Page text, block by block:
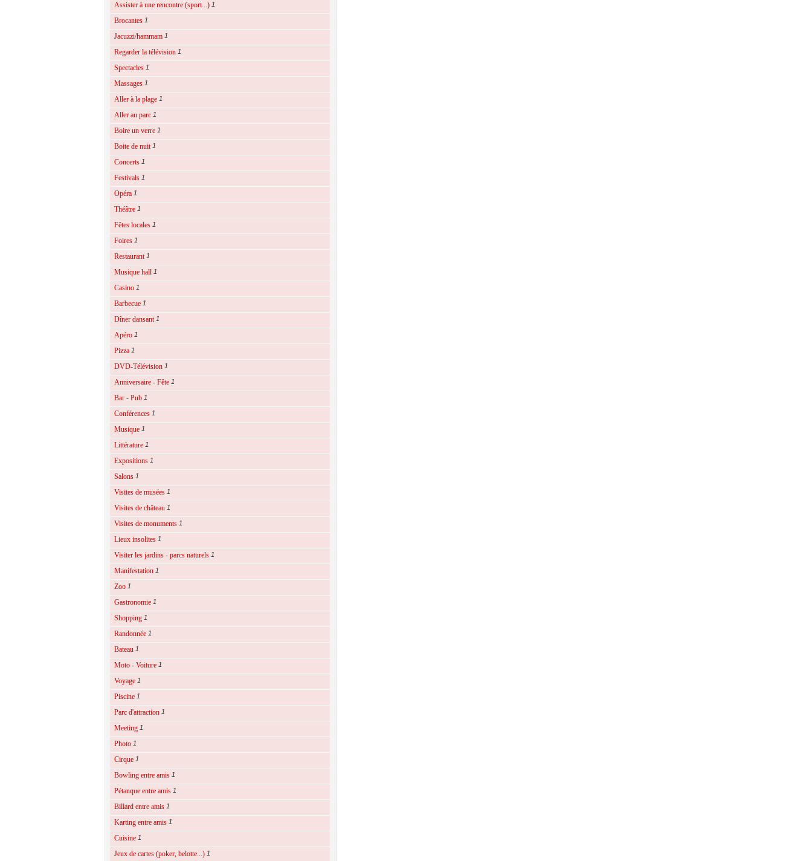
Assister à une rencontre (sport...) 1
Brocantes 1
Jacuzzi/hammam 1
Regarder la télévision 1
Spectacles 1
Massages 1
Aller à la plage 1
Aller au parc 1
Boire un verre 1
Boite de nuit 1
Concerts 1
Festivals 1
Opéra 1
Théâtre 1
Fêtes locales 1
Foires 1
Restaurant 1
Musique hall 1
Casino 1
Barbecue 1
Dîner dansant 1
Apéro 1
Pizza 1
DVD-Télévision 1
Anniversaire - Fête 1
Bar - Pub 1
Conférences 1
Musique 1
Littérature 1
Expositions 1
Salons 1
Visites de musées 1
Visites de château 1
Visites de monuments 1
Lieux insolites 1
Visiter les jardins - parcs naturels 1
Manifestation 1
Zoo 1
Gastronomie 1
Shopping 1
Randonnée 1
Bateau 1
Moto - Voiture 1
Voyage 1
Piscine 1
Parc d'attraction 1
Meeting 1
Photo 1
Cirque 1
Bowling entre amis 1
Pétanque entre amis 1
Billard entre amis 1
Karting entre amis 1
Cuisine 1
Jeux de cartes (poker, belotte...) 1